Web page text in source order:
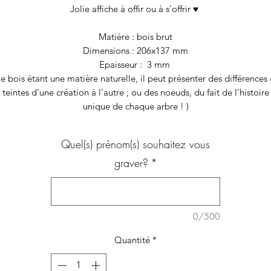
Jolie affiche à offir ou à s'offrir ♥
Matière : bois brut
Dimensions : 206x137 mm
Epaisseur : 3 mm
bois étant une matière naturelle, il peut présenter des différences
teintes d'une création à l'autre ; ou des noeuds, du fait de l’histoire
unique de chaque arbre ! )
Quel(s) prénom(s) souhaitez vous
graver? *
0/500
Quantité *